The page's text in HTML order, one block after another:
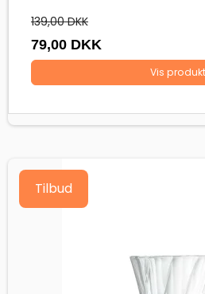
139,00 DKK
79,00 DKK
Vis produkt
Tilbud